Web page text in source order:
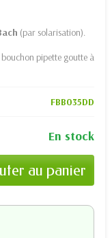
(par solarisation).
pipette goutte à
FBB035DD
En stock
au panier